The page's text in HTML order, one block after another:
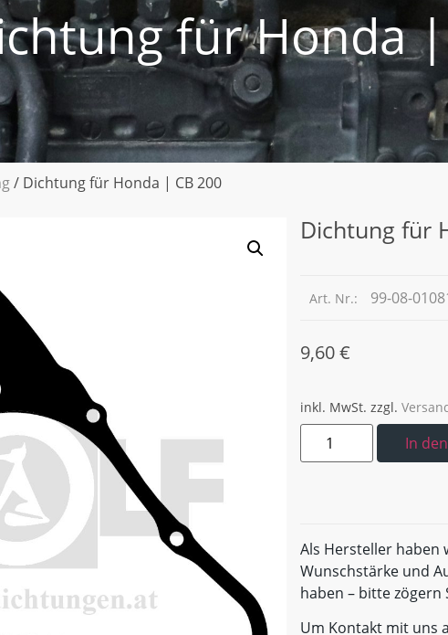
für Honda |
/ Dichtung für Honda | CB 200
Dichtung für
Art. Nr.: 99-08-
9,60€
inkl. MwSt. zzgl.
In
Als Hersteller haben
Wunschstärke und
haben – bitte
Um Kontakt mit uns